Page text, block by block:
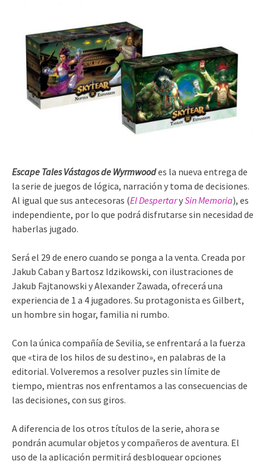
Escape Tales Vástagos de Wyrmwoodes la nueva entrega de
la serie de juegos de lógica, narración y toma de decisiones.
Al igual que sus antecesoras (El DespertarySin Memoria), es
independiente, por lo que podrá disfrutarse sin necesidad de
haberlas jugado.
Será el 29 de enero cuando se ponga a la venta. Creada por
Jakub Caban y Bartosz Idzikowski, con ilustraciones de
Jakub Fajtanowski y Alexander Zawada, ofrecerá una
experiencia de 1 a 4 jugadores. Su protagonista es Gilbert,
un hombre sin hogar, familia ni rumbo.
Con la única compañía de Sevilia, se enfrentará a la fuerza
que «tira de los hilos de su destino», en palabras de la
editorial. Volveremos a resolver puzles sin límite de
tiempo, mientras nos enfrentamos a las consecuencias de
las decisiones, con sus giros.
A diferencia de los otros títulos de la serie, ahora se
pondrán acumular objetos y compañeros de aventura. El
uso de la aplicación permitirá desbloquear opciones